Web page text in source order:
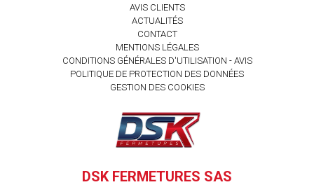
AVIS CLIENTS
ACTUALITÉS
CONTACT
MENTIONS LÉGALES
CONDITIONS GÉNÉRALES D'UTILISATION - AVIS
POLITIQUE DE PROTECTION DES DONNÉES
GESTION DES COOKIES
DSK FERMETURES SAS